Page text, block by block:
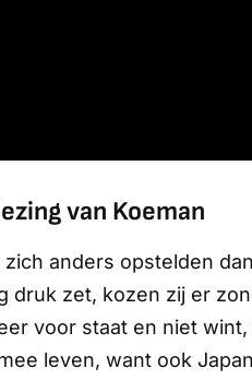
van Koeman
anders opstelden
druk zet, kozen zij er
voor staat en niet
leven, want ook